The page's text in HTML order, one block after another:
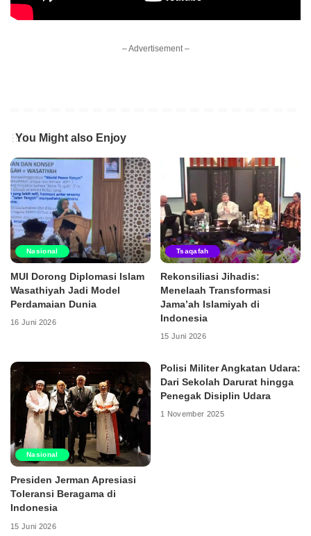
– Advertisement –
You Might also Enjoy
Nasional
MUI Dorong Diplomasi Islam
Wasathiyah Jadi Model
Perdamaian Dunia
16 Juni 2026
Tsaqafah
Rekonsiliasi Jihadis:
Menelaah Transformasi
Jama’ah Islamiyah di
Indonesia
15 Juni 2026
Nasional
Presiden Jerman Apresiasi
Toleransi Beragama di
Indonesia
15 Juni 2026
Polisi Militer Angkatan Udara:
Dari Sekolah Darurat hingga
Penegak Disiplin Udara
1 November 2025